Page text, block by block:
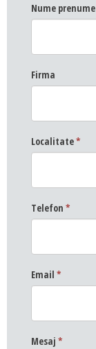
Nume prenume
Firma
Localitate*
Telefon *
Email *
Mesaj *